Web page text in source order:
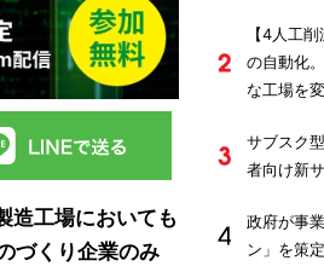
造工場においても
づくり企業のみ
【4人工
の自動化
な工場を
サブスク
者向け新
政府が事
ン」を策